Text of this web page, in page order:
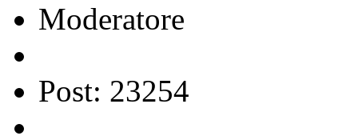
Moderatore
Post: 23254